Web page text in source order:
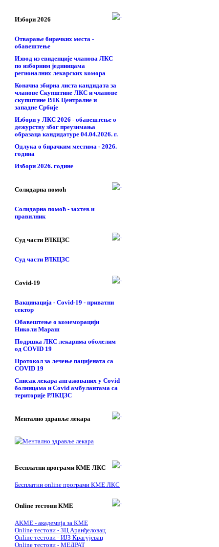
Избори 2026
Отварање бирачких места -
обавештење
Извод из евиденције чланова ЛКС
по изборним јединицама
регионалних лекарских комора
Коначна збирна листа кандидата за
чланове Скупштине ЛКС и чланове
скупштинe РЛК Централне и
западне Србије
Избори у ЛКС 2026 - обавештење о
дежурству због преузимања
образаца кандидатуре 04.04.2026. г.
Одлука о бирачким местима - 2026.
година
Избори 2026. године
Солидарна помоћ
Солидарна помоћ - захтев и
правилник
Суд части РЛКЦЗС
Суд части РЛКЦЗС
Covid-19
Вакцинација - Covid-19 - приватни
сектор
Обавештење о комеморацији
Николи Мараш
Подршка ЛКС лекарима оболелим
од COVID 19
Протокол за лечење пацијената са
COVID 19
Списак лекара ангажованих у Covid
болницама и Covid амбулантама са
територије РЛКЦЗС
Ментално здравље лекара
Бесплатни програми КМЕ ЛКС
Бесплатни online програми КМЕ ЛКС
Online тестови KME
AKME - академија за КМЕ
Online тестови - ЗЦ Аранђеловац
Online тестови - ИЈЗ Крагујевац
Online тестови - МЕДРАТ